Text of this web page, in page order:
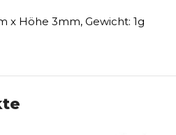
x Höhe 3mm, Gewicht: 1g